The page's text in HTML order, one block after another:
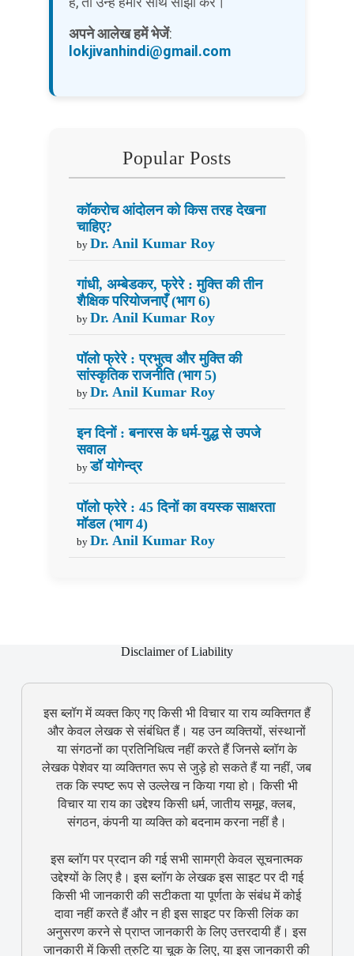
अपने आलेख हमें भेजें:
lokjivanhindi@gmail.com
Popular Posts
कॉकरोच आंदोलन को किस तरह देखना
चाहिए?
by Dr. Anil Kumar Roy
गांधी, अम्बेडकर, फ्रेरे : मुक्ति की तीन
शैक्षिक परियोजनाएँ (भाग 6)
by Dr. Anil Kumar Roy
पॉलो फ्रेरे : प्रभुत्व और मुक्ति की
सांस्कृतिक राजनीति (भाग 5)
by Dr. Anil Kumar Roy
इन दिनों : बनारस के धर्म-युद्ध से उपजे
सवाल
by डॉ योगेन्द्र
पॉलो फ्रेरे : 45 दिनों का वयस्क साक्षरता
मॉडल (भाग 4)
by Dr. Anil Kumar Roy
Disclaimer of Liability
इस ब्लॉग में व्यक्त किए गए किसी भी विचार या राय व्यक्तिगत हैं
और केवल लेखक से संबंधित हैं। यह उन व्यक्तियों, संस्थानों
या संगठनों का प्रतिनिधित्व नहीं करते हैं जिनसे ब्लॉग के
लेखक पेशेवर या व्यक्तिगत रूप से जुड़े हो सकते हैं या नहीं, जब
तक कि स्पष्ट रूप से उल्लेख न किया गया हो। किसी भी
विचार या राय का उद्देश्य किसी धर्म, जातीय समूह, क्लब,
संगठन, कंपनी या व्यक्ति को बदनाम करना नहीं है।
इस ब्लॉग पर प्रदान की गई सभी सामग्री केवल सूचनात्मक
उद्देश्यों के लिए है। इस ब्लॉग के लेखक इस साइट पर दी गई
किसी भी जानकारी की सटीकता या पूर्णता के संबंध में कोई
दावा नहीं करते हैं और न ही इस साइट पर किसी लिंक का
अनुसरण करने से प्राप्त जानकारी के लिए उत्तरदायी हैं। इस
जानकारी में किसी त्रुटि या चूक के लिए, या इस जानकारी की